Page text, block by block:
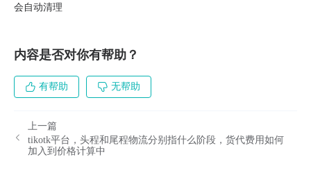
会自动清理
内容是否对你有帮助？
有帮助 无帮助
上一篇
tikotk平台，头程和尾程物流分别指什么阶段，货代费用如何
加入到价格计算中